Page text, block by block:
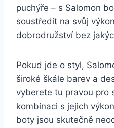
puchýře – s Salomon
soustředit na ⁢svůj
dobrodružství ⁣bez
Pokud​ jde o ⁤styl,
široké⁣ škále barev a
vyberete tu pravou pro
kombinaci s jejich
⁤boty jsou‌ skutečně